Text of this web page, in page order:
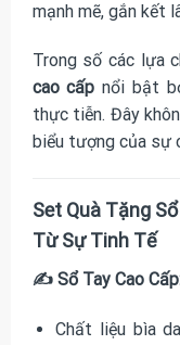
mạnh mẽ, gắn kết
Trong số các lựa
cao cấp nổi bật
thực tiễn. Đây
biểu tượng của sự
Set Quà Tặng
Từ Sự Tinh Tế
✍️ Sổ Tay Cao
Chất liệu bìa